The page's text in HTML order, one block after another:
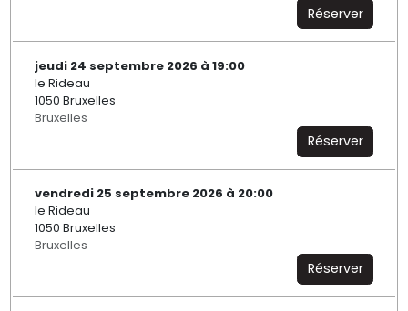
Réserver
jeudi 24 septembre 2026 à 19:00
le Rideau
1050 Bruxelles
Bruxelles
Réserver
vendredi 25 septembre 2026 à 20:00
le Rideau
1050 Bruxelles
Bruxelles
Réserver